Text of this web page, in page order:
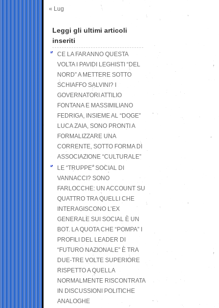
« Lug
Leggi gli ultimi articoli
inseriti
CE LA FARANNO QUESTA
VOLTA I PAVIDI LEGHISTI “DEL
NORD” A METTERE SOTTO
SCHIAFFO SALVINI? I
GOVERNATORI ATTILIO
FONTANA E MASSIMILIANO
FEDRIGA, INSIEME AL “DOGE”
LUCA ZAIA, SONO PRONTI A
FORMALIZZARE UNA
CORRENTE, SOTTO FORMA DI
ASSOCIAZIONE “CULTURALE”
LE “TRUPPE” SOCIAL DI
VANNACCI? SONO
FARLOCCHE: UN ACCOUNT SU
QUATTRO TRA QUELLI CHE
INTERAGISCONO L’EX
GENERALE SUI SOCIAL È UN
BOT. LA QUOTA CHE “POMPA” I
PROFILI DEL LEADER DI
“FUTURO NAZIONALE” È TRA
DUE-TRE VOLTE SUPERIORE
RISPETTO A QUELLA
NORMALMENTE RISCONTRATA
IN DISCUSSIONI POLITICHE
ANALOGHE